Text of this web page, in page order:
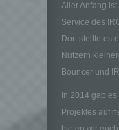
Aller Anfang
Service des
Dort stellte es
Nutzern
Bouncer und
In 2014 gab
Projektes auf
g)
juristische
gemeinsam
und Mittel